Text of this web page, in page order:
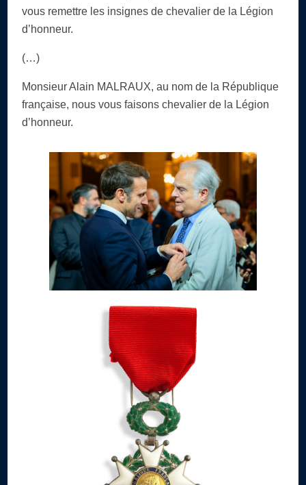
vous remettre les insignes de chevalier de la Légion
d’honneur.
(…)
Monsieur Alain MALRAUX, au nom de la République
française, nous vous faisons chevalier de la Légion
d’honneur.